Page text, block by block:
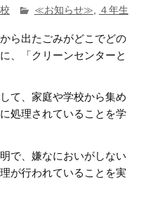
≪お知らせ≫, ４年生
ら出たごみがどこでどの
、「クリーンセンターと
て、家庭や学校から集め
処理されていることを学
で、嫌なにおいがしない
が行われていることを実